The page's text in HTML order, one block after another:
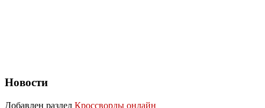
Новости
Добавлен раздел Кроссворды онлайн